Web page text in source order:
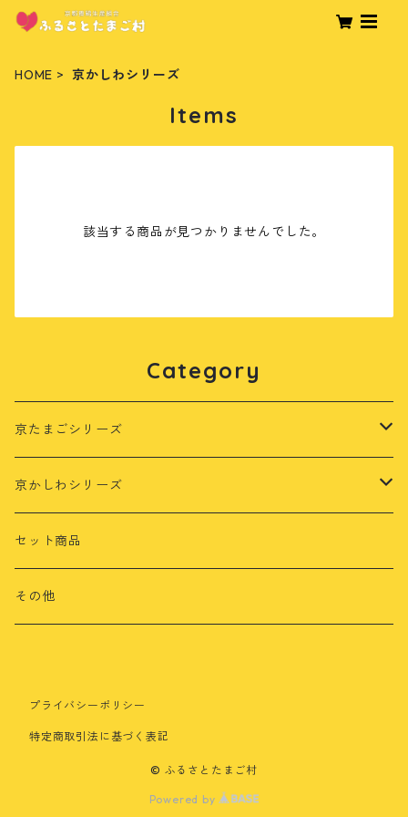
HOME 京かしわシリーズ
Items
該当する商品が見つかりませんでした。
Category
京たまごシリーズ
茶乃月
さくら
京かしわシリーズ
もみじ鶏
さくら鶏
セット商品
その他
プライバシーポリシー
特定商取引法に基づく表記
© ふるさとたまご村
Powered by